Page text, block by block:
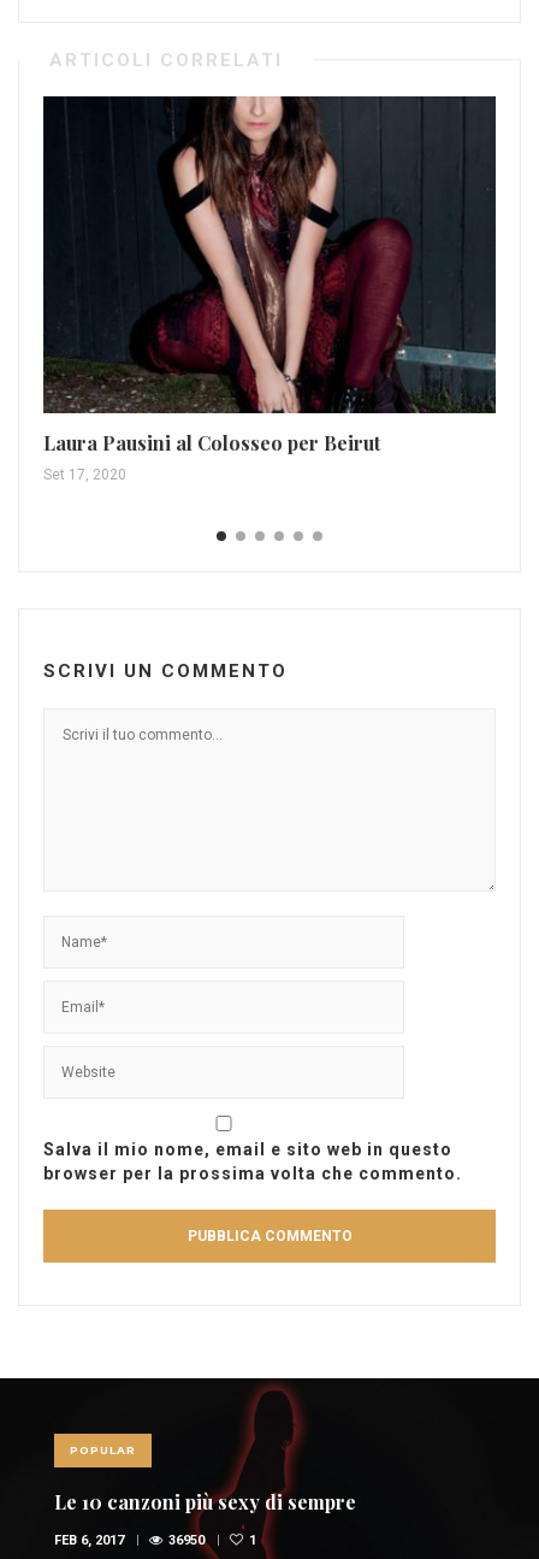
ARTICOLI CORRELATI
Laura Pausini al Colosseo per Beirut
Set 17, 2020
SCRIVI UN COMMENTO
Salva il mio nome, email e sito web in questo
browser per la prossima volta che commento.
POPULAR
Le 10 canzoni più sexy di sempre
FEB 6, 2017 36950 1